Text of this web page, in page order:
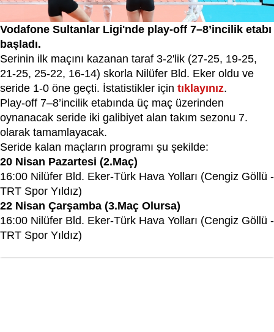
Vodafone Sultanlar Ligi'nde play-off 7–8’incilik etabı
başladı.
Serinin ilk maçını kazanan taraf 3-2'lik (27-25, 19-25,
21-25, 25-22, 16-14) skorla Nilüfer Bld. Eker oldu ve
seride 1-0 öne geçti. İstatistikler için tıklayınız.
Play-off 7–8’incilik etabında üç maç üzerinden
oynanacak seride iki galibiyet alan takım sezonu 7.
olarak tamamlayacak.
Seride kalan maçların programı şu şekilde:
20 Nisan Pazartesi (2.Maç)
16:00 Nilüfer Bld. Eker-Türk Hava Yolları (Cengiz Göllü -
TRT Spor Yıldız)
22 Nisan Çarşamba (3.Maç Olursa)
16:00 Nilüfer Bld. Eker-Türk Hava Yolları (Cengiz Göllü -
TRT Spor Yıldız)